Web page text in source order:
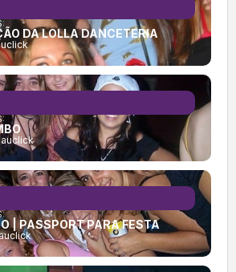
DA LOLLA DANCETERIA
| PASSPORT PARA FESTA